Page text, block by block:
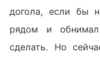
догола, если бы
рядом и
сделать. Но